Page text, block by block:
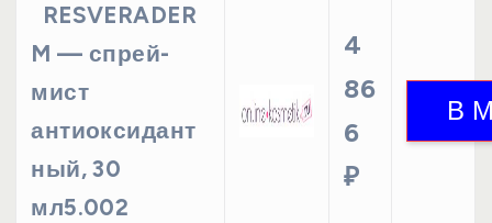
RESVERADER
M — спрей-
мист
антиоксидант
ный, 30
мл5.002
4
86
6
₽